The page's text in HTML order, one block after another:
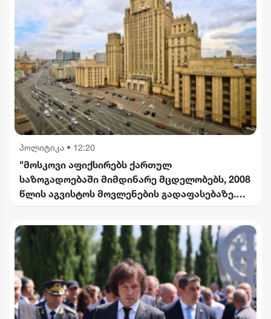
პოლიტიკა • 12:20
"მოსკოვი აფიქსირებს ქართულ
საზოგადოებაში მიმდინარე მცდელობებს, 2008
წლის აგვისტოს მოვლენების გადაფასებაზე.
განცხადებებს შერიგების აუცილებლობაზე" -
რუსეთის საგარეო უწყება